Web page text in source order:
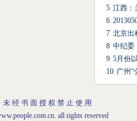
5 江西
6
7 北京出
8 中纪委
9 5月份
10 广州“
未 经 书 面 授 权 禁 止 使 用
all rights reserved